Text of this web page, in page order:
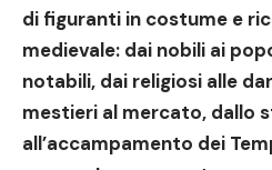
di figuranti in costume e
medievale: dai nobili ai
notabili, dai religiosi alle
mestieri al mercato, dallo
all’accampamento dei